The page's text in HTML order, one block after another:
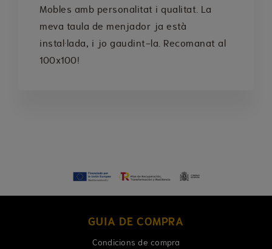
Mobles amb personalitat i qualitat. La
meva taula de menjador ja està
instal·lada, i jo gaudint-la. Recomanat al
100x100!
GUIA DE COMPRA
Condicions de compra